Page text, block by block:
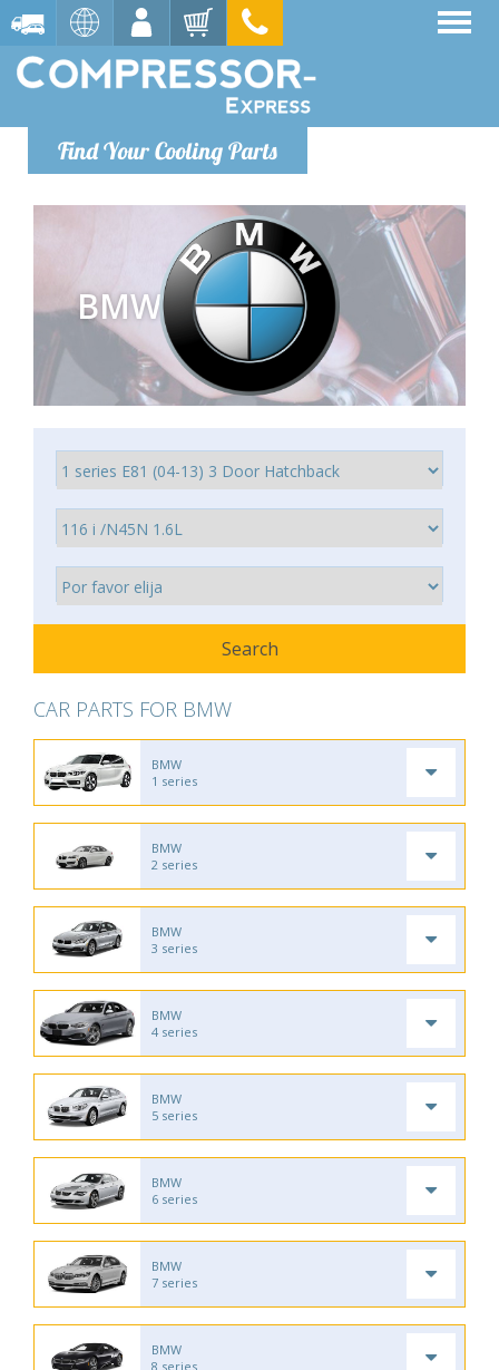
Find Your Cooling Parts
BMW
CAR PARTS FOR BMW
BMW
1 series
BMW
2 series
BMW
3 series
BMW
4 series
BMW
5 series
BMW
6 series
BMW
7 series
BMW
8 series